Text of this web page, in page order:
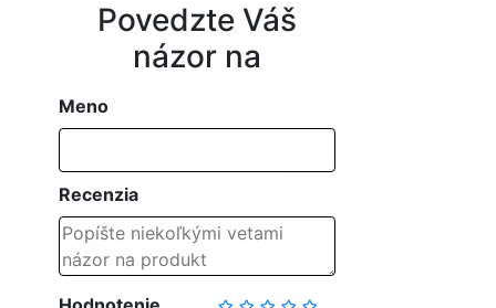
Povedzte Váš
názor na
Meno
Recenzia